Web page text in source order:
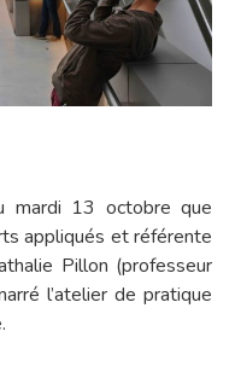
mardi 13 octobre que
appliqués et référente
Pillon (professeur
l’atelier de pratique